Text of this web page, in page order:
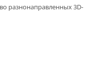
разнонаправленных 3D-